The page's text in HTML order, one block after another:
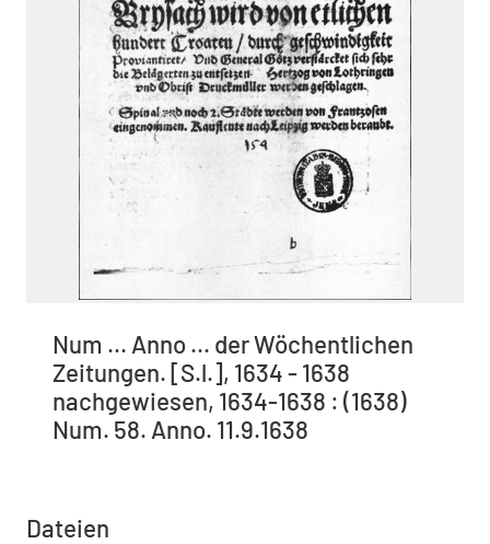
Num ... Anno ... der Wöchentlichen
Zeitungen. [S.l.], 1634 - 1638
nachgewiesen, 1634-1638 : (1638)
Num. 58. Anno. 11.9.1638
Dateien